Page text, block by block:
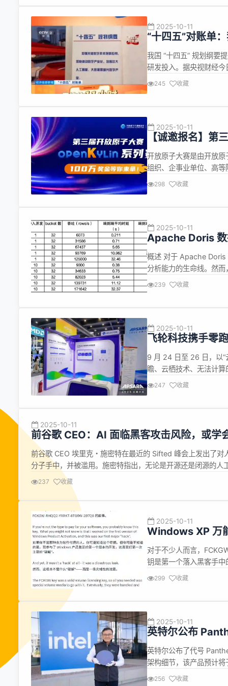
2025-10-11
“十四五”对账单
一家人工智能企业
我国 “十四五” 规划纲要
研发投入。据央视财经
比超 77%，高新技术企
245 收藏
2025-10-11
【诚邀报名】第
能体交互技术赛
开放原子大赛是由开放
组织、企事业单位、高
链生态上下游的协同能
298 收藏
2025-10-11
Apache Doris 数
概述 对于 Apache Doris
分析能力的生命线。然
免性能瓶颈，是开发者
239 收藏
2025-10-11
飞轮科技携手零
Serverless 新版
9 月 24 日至 26 日，以“
瞻、云栖技术、无法计
座”、“开拓 AI 应用场景
247 收藏
2025-10-11
前谷歌 CEO：AI 面临黑客攻击风险，或学
前谷歌 CEO 埃里克・施密特在最近的 Sifted 峰会上发出了
分子手中，并被滥用。施密特指出，无论是开源还是闭源的
这些模型在训练过程中可能学到许多负面内容，甚至可能掌
237 收藏
2025-10-11
Windows XP 万
对于不少人而言，
钥是第一个落入黑客手
背后的传奇工程师
299 收藏
2025-10-11
英特尔公布
英特尔公布了代号
架构细节，该产品预计
18A 制程工艺打造的产
256 收藏